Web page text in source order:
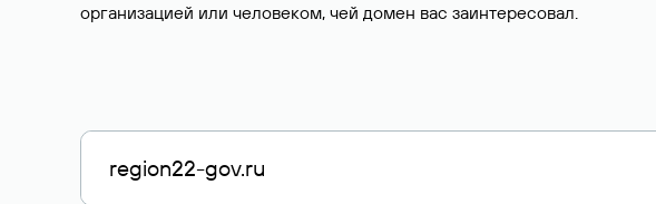
организацией или человеком, чей домен вас заинтересовал.